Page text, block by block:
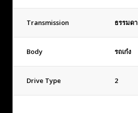
Transmission ธรรมดา
Body รถเก๋ง
Drive Type 2